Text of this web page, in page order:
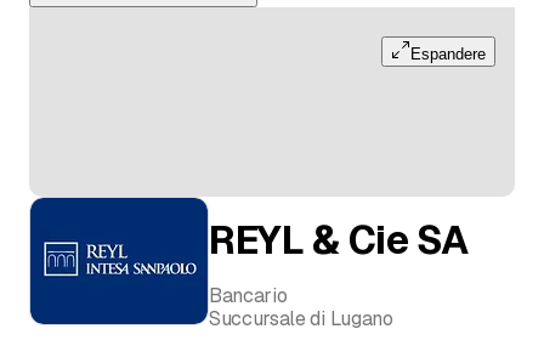
Espandere
REYL & Cie SA
Bancario
Succursale di Lugano